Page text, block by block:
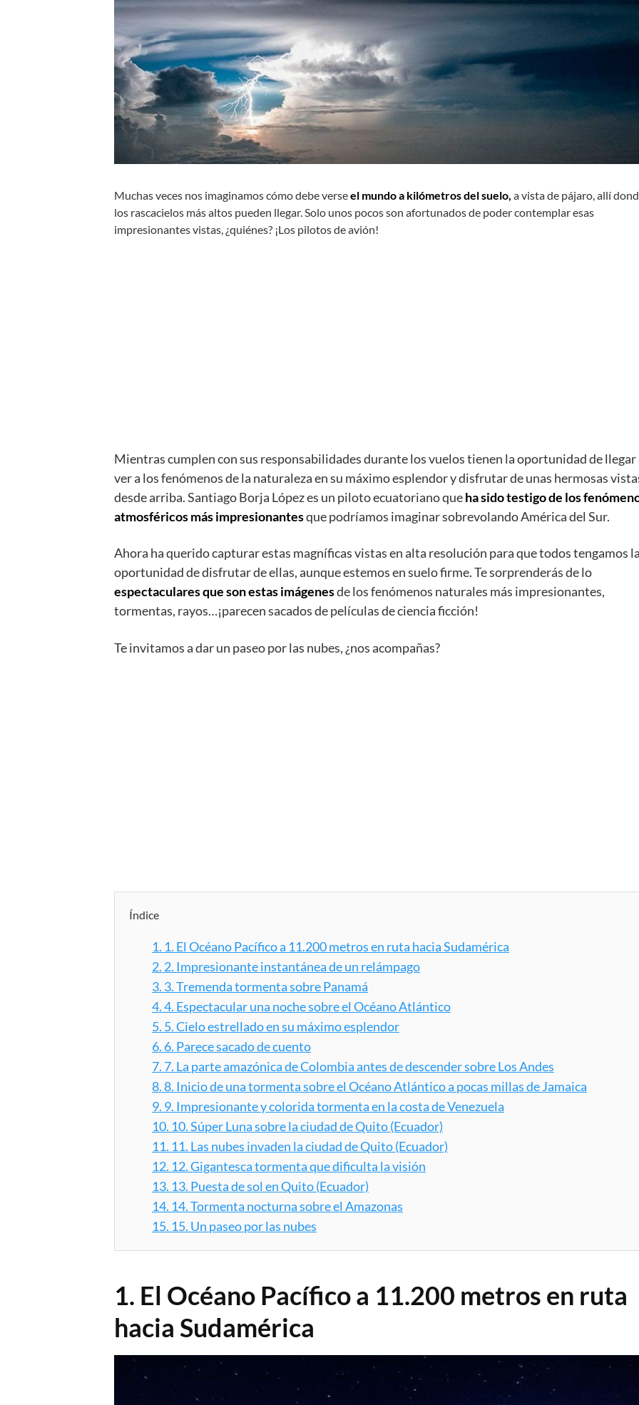
Muchas veces nos imaginamos cómo debe verseel mundo a kilómetros del suelo, a vista de pájaro, allí
los rascacielos más altos pueden llegar. Solo unos pocos son afortunados de poder contemplar esas
impresionantes vistas, ¿quiénes? ¡Los pilotos de avión!
Mientras cumplen con sus responsabilidades durante los vuelos tienen la oportunidad de llegar
ver a los fenómenos de la naturaleza en su máximo esplendor y disfrutar de unas hermosas
desde arriba. Santiago Borja López es un piloto ecuatoriano queha sido testigo de los
atmosféricos más impresionantesque podríamos imaginar sobrevolando América del Sur.
Ahora ha querido capturar estas magníficas vistas en alta resolución para que todos tengamos la
oportunidad de disfrutar de ellas, aunque estemos en suelo firme. Te sorprenderás de lo
espectaculares que son estas imágenesde los fenómenos naturales más impresionantes,
tormentas, rayos…¡parecen sacados de películas de ciencia ficción!
Te invitamos a dar un paseo por las nubes, ¿nos acompañas?
Índice
1. 1. El Océano Pacífico a 11.200 metros en ruta hacia Sudamérica
2. 2. Impresionante instantánea de un relámpago
3. 3. Tremenda tormenta sobre Panamá
4.4. Espectacular una noche sobre el Océano Atlántico
5. 5. Cielo estrellado en su máximo esplendor
6. 6. Parece sacado de cuento
7. 7. La parte amazónica de Colombia antes de descender sobre Los Andes
8.8. Inicio de una tormenta sobre el Océano Atlántico a pocas millas de Jamaica
9. 9. Impresionante y colorida tormenta en la costa de Venezuela
10. 10. Súper Luna sobre la ciudad de Quito (Ecuador)
11. 11. Las nubes invaden la ciudad de Quito (Ecuador)
12. 12. Gigantesca tormenta que dificulta la visión
13. 13. Puesta de sol en Quito (Ecuador)
14. 14. Tormenta nocturna sobre el Amazonas
15. 15. Un paseo por las nubes
1. El Océano Pacífico a 11.200 metros en ruta
hacia Sudamérica